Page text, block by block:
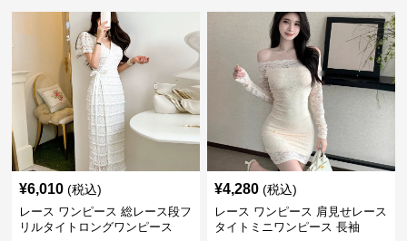
¥6,010 (税込)
レース ワンピース 総レース段フ
リルタイトロングワンピース
¥4,280 (税込)
レース ワンピース 肩見せレース
タイトミニワンピース 長袖